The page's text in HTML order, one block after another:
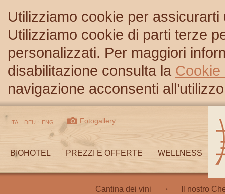
Utilizziamo cookie per
Utilizziamo cookie di parti terze
personalizzati. Per maggiori
disabilitazione consulta la Cookie
navigazione acconsenti
BIOHOTEL PREZZI E OFFERTE WELLNESS
Cantina dei vini Il nostro
ITA DEU ENG Fotogallery